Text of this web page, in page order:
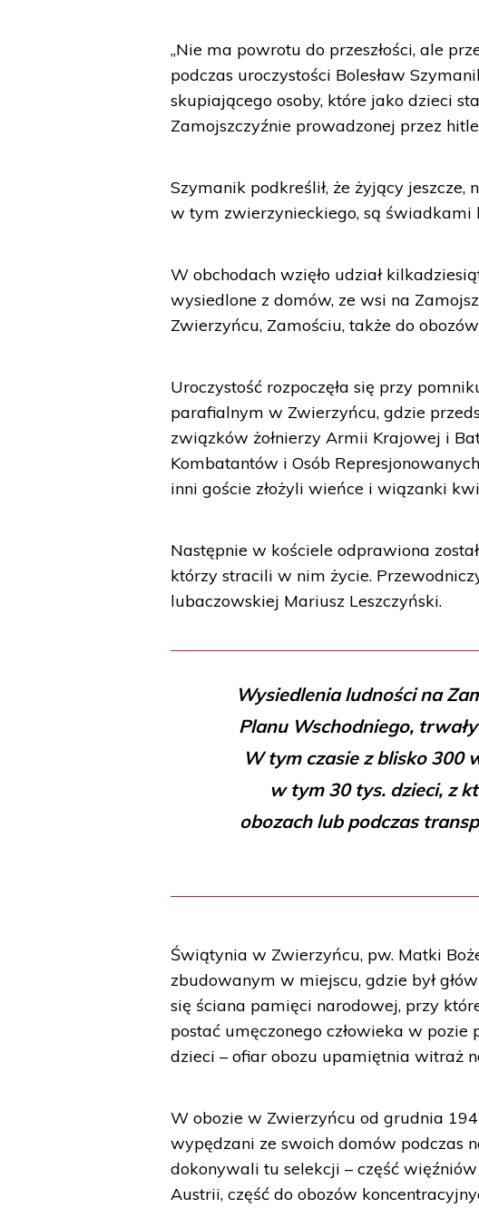
„Nie ma powrotu do przeszłości, ale
podczas uroczystości Bolesław
skupiającego osoby, które jako dzieci
Zamojszczyźnie prowadzonej przez
Szymanik podkreślił, że żyjący
w tym zwierzynieckiego, są
W obchodach wzięło udział
wysiedlone z domów, ze wsi na
Zwierzyńcu, Zamościu, także do
Uroczystość rozpoczęła się przy
parafialnym w Zwierzyńcu, gdzie
związków żołnierzy Armii Krajowej i
Kombatantów i Osób
inni goście złożyli wieńce i wiązanki
Następnie w kościele odprawiona
którzy stracili w nim życie.
lubaczowskiej Mariusz Leszczyński.
Wysiedlenia ludności na
Planu Wschodniego,
W tym czasie z blisko 300
w tym 30 tys. dzieci, z
obozach lub podczas
Świątynia w Zwierzyńcu, pw. Matki
zbudowanym w miejscu, gdzie był
się ściana pamięci narodowej, przy
postać umęczonego człowieka w
dzieci – ofiar obozu upamiętnia witraż
W obozie w Zwierzyńcu od grudnia
wypędzani ze swoich domów podczas
dokonywali tu selekcji – część
Austrii, część do obozów